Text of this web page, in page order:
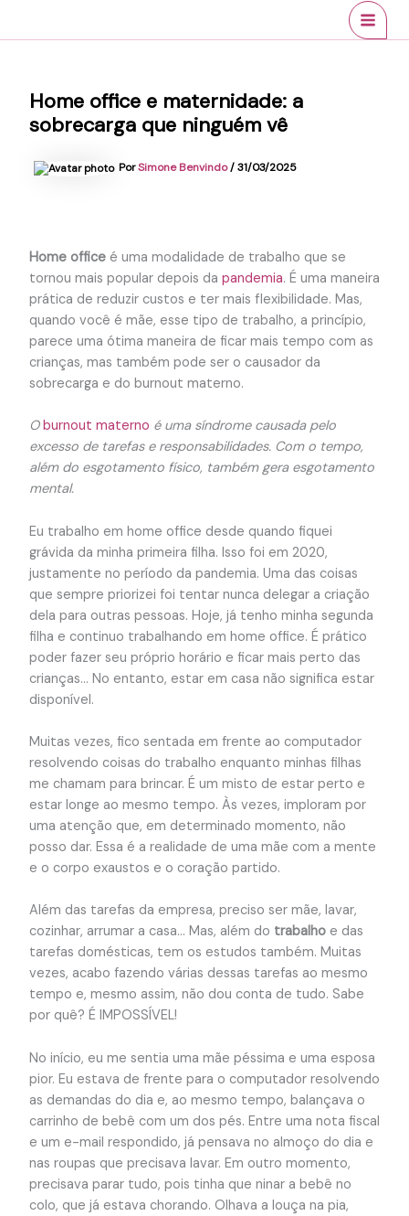
Home office e maternidade: a
sobrecarga que ninguém vê
PorSimone Benvindo/31/03/2025
Home officeé uma modalidade de trabalho que se
tornou mais popular depois da pandemia. É uma maneira
prática de reduzir custos e ter mais flexibilidade. Mas,
quando você é mãe, esse tipo de trabalho, a princípio,
parece uma ótima maneira de ficar mais tempo com as
crianças, mas também pode ser o causador da
sobrecarga e do burnout materno.
Oburnout materno é uma síndrome causada pelo
excesso de tarefas e responsabilidades. Com o tempo,
além do esgotamento físico, também gera esgotamento
mental.
Eu trabalho em home office desde quando fiquei
grávida da minha primeira filha. Isso foi em 2020,
justamente no período da pandemia. Uma das coisas
que sempre priorizei foi tentar nunca delegar a criação
dela para outras pessoas. Hoje, já tenho minha segunda
filha e continuo trabalhando em home office. É prático
poder fazer seu próprio horário e ficar mais perto das
crianças… No entanto, estar em casa não significa estar
disponível.
Muitas vezes, fico sentada em frente ao computador
resolvendo coisas do trabalho enquanto minhas filhas
me chamam para brincar. É um misto de estar perto e
estar longe ao mesmo tempo. Às vezes, imploram por
uma atenção que, em determinado momento, não
posso dar. Essa é a realidade de uma mãe com a mente
e o corpo exaustos e o coração partido.
Além das tarefas da empresa, preciso ser mãe, lavar,
cozinhar, arrumar a casa… Mas, além do trabalhoe das
tarefas domésticas, tem os estudos também. Muitas
vezes, acabo fazendo várias dessas tarefas ao mesmo
tempo e, mesmo assim, não dou conta de tudo. Sabe
por quê? É IMPOSSÍVEL!
No início, eu me sentia uma mãe péssima e uma esposa
pior. Eu estava de frente para o computador resolvendo
as demandas do dia e, ao mesmo tempo, balançava o
carrinho de bebê com um dos pés. Entre uma nota fiscal
e um e-mail respondido, já pensava no almoço do dia e
nas roupas que precisava lavar. Em outro momento,
precisava parar tudo, pois tinha que ninar a bebê no
colo, que já estava chorando. Olhava a louça na pia,